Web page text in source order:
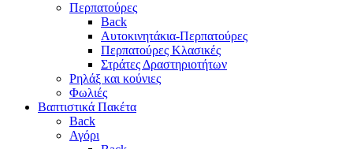
Περπατούρες
Back
Αυτοκινητάκια-Περπατούρες
Περπατούρες Κλασικές
Στράτες Δραστηριοτήτων
Ρηλάξ και κούνιες
Φωλιές
Βαπτιστικά Πακέτα
Back
Αγόρι